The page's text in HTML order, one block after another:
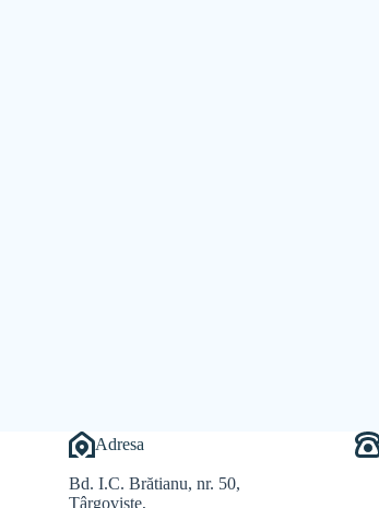
Adresa
Bd. I.C. Brătianu, nr. 50,
Târgoviște,